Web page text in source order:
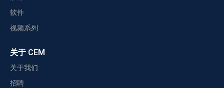
软件
视频系列
关于 CEM
关于我们
招聘